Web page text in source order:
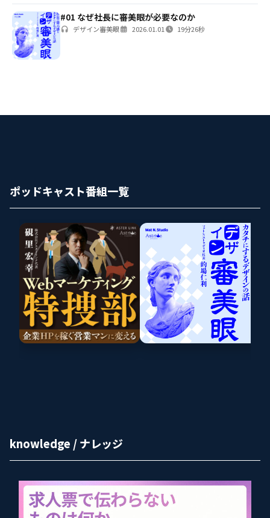
#01 なぜ社長に審美眼が必要なのか
デザイン審美眼 2026.01.01 19分26秒
ポッドキャスト番組一覧
knowledge / ナレッジ